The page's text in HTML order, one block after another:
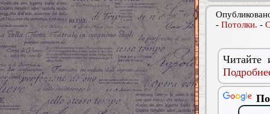
- Потолки. -
Читайте